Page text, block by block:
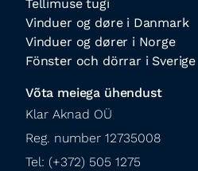
Tellimuse tugi
Vinduer og døre i Danmark
Vinduer og dører i Norge
Fönster och dörrar i Sverige
Võta meiega ühendust
Klar Aknad OÜ
Reg. number 12735008
Tel: (+372) 505 1275